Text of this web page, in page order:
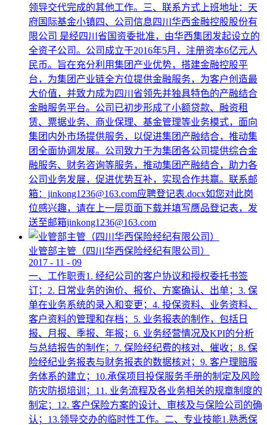
领导交代完成的其他工作。三、联系方式上班地址：天
府国际基金小镇四、公司信息四川华西金融控股股份有
限公司 是经四川省国资委批准，由华西集团发起设立的
全资子公司。公司成立于2016年5月，注册资本6亿元人
民币。旨在充分利用集团产业优势，搭建金融控股平
台，为集团产业链全方位提供金融服务，为客户创造最
大价值，并致力成为四川省领先并独具特色的产融结合
金融服务平台。公司已初步形成了小额贷款、融资租
赁、票据业务、商业保理、基金管理等业务模式，面向
集团内外市场提供服务，以促进集团产融结合，推动集
团全面协调发展。公司致力于为集团各公司提供综合金
融服务、财务咨询等服务，推动集团产融结合，助力各
公司业务发展，促进优势互补，实现合作共赢。联系邮
箱：jinkong1236@163.com应聘登记表.docx如您对此岗
位感兴趣，请在上一层页面下载并填写赝品登记表，发
送至邮箱jinkong1236@163.com
业管部主管（四川华西保险经纪有限公司）
2017 - 11 - 09
一、工作职责1. 经纪公司的客户协议和授权委托书签
订；2. 日常业务的询价、报价、方案确认、出单；3. 保
单在业务系统的录入和变更；4. 投保资料、业务资料、
客户资料的管理和存档；5. 业务报表的制作，包括日
报、月报、季报、年报；6. 业务经营情况及KPI的分析
与总结报告的制作；7. 保险经纪费的核对、催收；8. 保
险经纪业务报表与财务报表的数据核对；9. 客户理赔服
务体系的建立；10.承保项目投保服务手册的制定及风险
防灾防损培训；11. 业务流程及各业务相关的规章制度的
制定；12. 客户保险方案的设计、审核及与保险公司的确
认；13.领导交办的临时性工作。二、专业技能1.熟悉保